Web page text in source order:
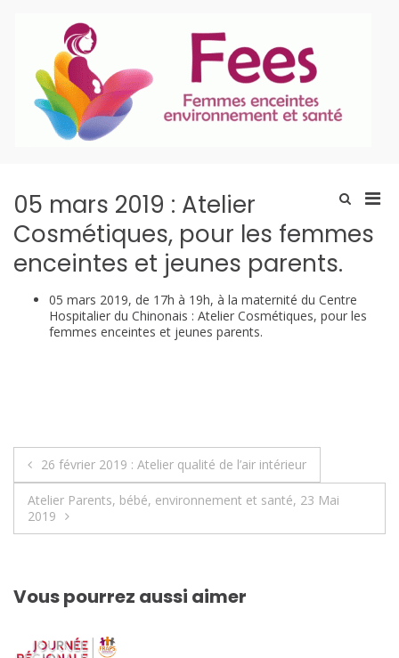
Afficher
formulaire
de
pour
05 mars 2019 : Atelier
Cosmétiques, pour les femmes
enceintes et jeunes parents.
05 mars 2019, de 17h à 19h, à la maternité du Centre
Hospitalier du Chinonais : Atelier Cosmétiques, pour les
femmes enceintes et jeunes parents.
Navigation
de
l’article
26 février 2019 : Atelier qualité de l’air intérieur
Atelier Parents, bébé, environnement et santé, 23 Mai
2019
Vous pourrez aussi aimer